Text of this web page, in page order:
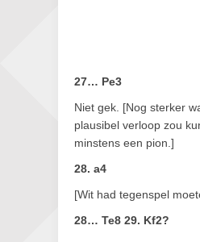
27… Pe3
Niet gek. [Nog sterker
plausibel verloop zou
minstens een pion.]
28. a4
[Wit had tegenspel
28… Te8 29. Kf2?